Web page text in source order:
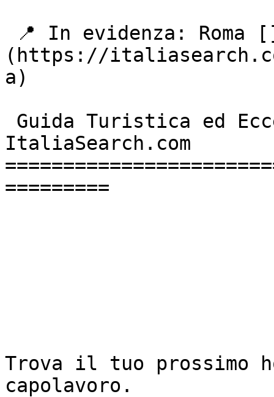
(https://
a)
ItaliaSearch.com
=========
Trova il tuo prossimo
capolavoro.